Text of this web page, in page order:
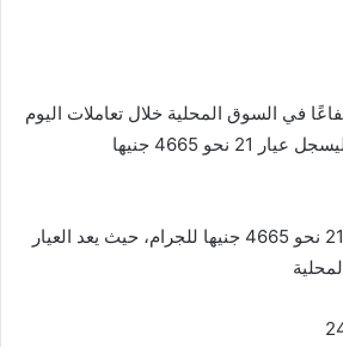
في السوق المحلية خلال تعاملات اليوم
سجل سعر الذهب عيار 21 نحو 4665 جنيها للجرام، حيث يعد العيار